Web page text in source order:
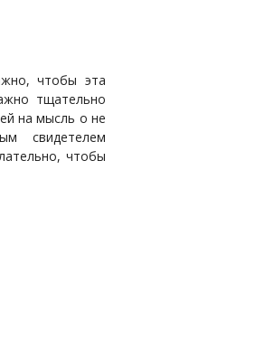
чтобы эта
тщательно
на мысль о не
свидетелем
чтобы